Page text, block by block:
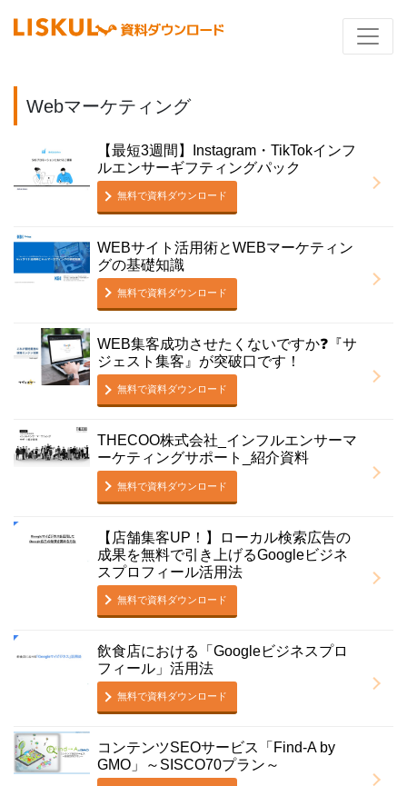
Webマーケティング
【最短3週間】Instagram・TikTokインフ
ルエンサーギフティングパック
無料で資料ダウンロード
WEBサイト活用術とWEBマーケティン
グの基礎知識
無料で資料ダウンロード
WEB集客成功させたくないですか❓『サ
ジェスト集客』が突破口です！
無料で資料ダウンロード
THECOO株式会社_インフルエンサーマ
ーケティングサポート_紹介資料
無料で資料ダウンロード
【店舗集客UP！】ローカル検索広告の
成果を無料で引き上げるGoogleビジネ
スプロフィール活用法
無料で資料ダウンロード
飲食店における「Googleビジネスプロ
フィール」活用法
無料で資料ダウンロード
コンテンツSEOサービス「Find-A by
GMO」～SISCO70プラン～